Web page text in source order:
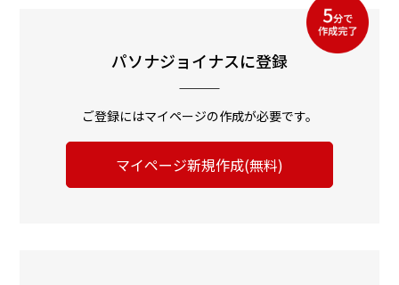
パソナジョイナスに登録
ご登録にはマイページの作成が必要です。
マイページ新規作成(無料)